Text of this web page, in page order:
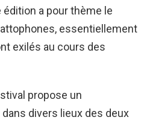
a pour thème le
essentiellement
exilés au cours des
propose un
divers lieux des deux